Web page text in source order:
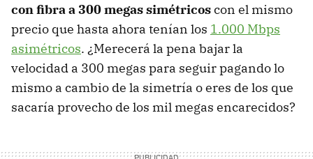
con fibra a 300 megas simétricoscon el mismo
precio que hasta ahora tenían los 1.000 Mbps
asimétricos. ¿Merecerá la pena bajar la
velocidad a 300 megas para seguir pagando lo
mismo a cambio de la simetría o eres de los que
sacaría provecho de los mil megas encarecidos?